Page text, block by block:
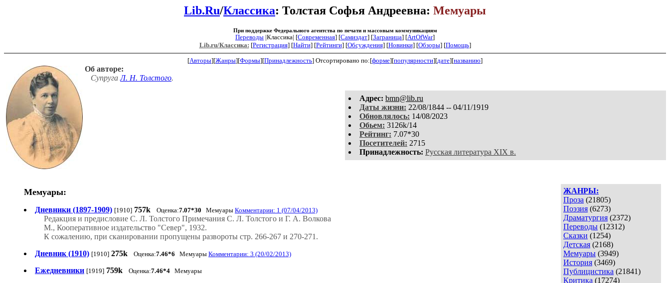
Lib.Ru/Классика: Толстая Софья Андреевна: Мемуары
При поддержке Федерального агентства по печати и массовым коммуникациям
Переводы |Классика| [Современная] [Самиздат] [Заграница] [ArtOfWar]
Lib.ru/Классика: [Регистрация] [Найти] [Рейтинги] [Обсуждения] [Новинки] [Обзоры] [Помощь]
[Авторы][Жанры][Формы][Принадлежность] Отсортировано по:[форме][популярности][дате][названию]
Об авторе:
CупругаЛ. Н. Толстого.
Aдpeс: bmn@lib.ru
Даты жизни: 22/08/1844 -- 04/11/1919
Обновлялось: 14/08/2023
Обьем: 3126k/14
Рейтинг: 7.07*30
Посетителей: 2715
Принадлежность: Русская литература XIX в.
ЖАНРЫ:
Проза (21805)
Поэзия (6273)
Драматургия (2372)
Переводы (12312)
Сказки (1254)
Детская (2168)
Мемуары (3949)
История (3469)
Публицистика (21841)
Критика (17274)
Мемуары:
Дневники (1897-1909) [1910] 757k Оценка:7.07*30 Мемуары Комментарии: 1 (07/04/2013)
Редакция и предисловие С. Л. Толстого Примечания С. Л. Толстого и Г. А. Волкова
М., Кооперативное издательство "Север", 1932.
К сожалению, при сканировании пропущены развороты стр. 266-267 и 270-271.
Дневник (1910) [1910] 275k Оценка:7.46*6 Мемуары Комментарии: 3 (20/02/2013)
Ежедневники [1919] 759k Оценка:7.46*4 Мемуары